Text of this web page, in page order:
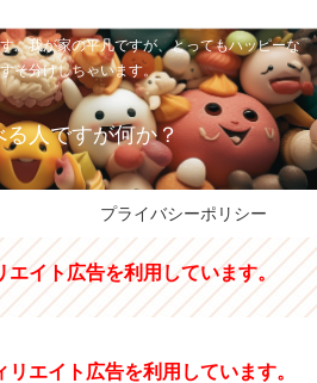
。我が家の平凡ですが、とってもハッピーな
そ分けしちゃいます。
る人ですが何か？
プライバシーポリシー
エイト広告を利用しています。
エイト広告を利用しています。